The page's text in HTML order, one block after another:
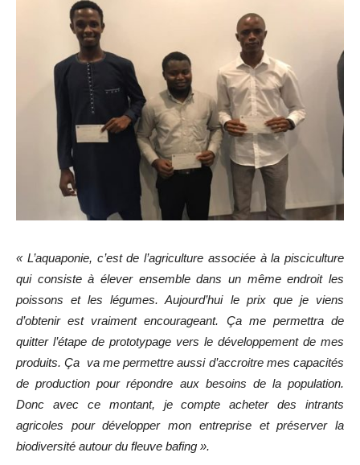
« L’aquaponie, c’est de l’agriculture associée à la pisciculture
qui consiste à élever ensemble dans un même endroit les
poissons et les légumes. Aujourd’hui le prix que je viens
d’obtenir est vraiment encourageant. Ça me permettra de
quitter l’étape de prototypage vers le développement de mes
produits. Ça va me permettre aussi d’accroitre mes capacités
de production pour répondre aux besoins de la population.
Donc avec ce montant, je compte acheter des intrants
agricoles pour développer mon entreprise et préserver la
biodiversité autour du fleuve bafing ».